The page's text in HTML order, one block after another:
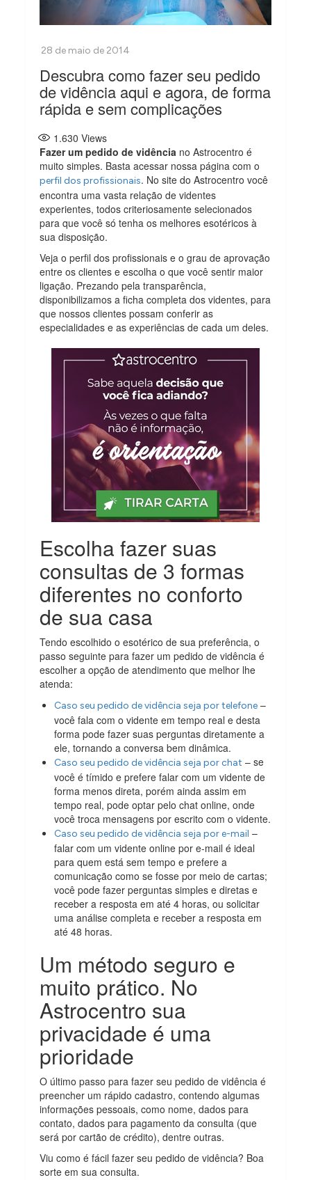
Descubra como fazer seu pedido
de vidência aqui e agora, de forma
rápida e sem complicações
1.630 Views
Fazer um pedido de vidência no Astrocentro é
muito simples. Basta acessar nossa página com o
perfil dos profissionais. No site do Astrocentro você
encontra uma vasta relação de videntes
experientes, todos criteriosamente selecionados
para que você só tenha os melhores esotéricos à
sua disposição.
Veja o perfil dos profissionais e o grau de aprovação
entre os clientes e escolha o que você sentir maior
ligação. Prezando pela transparência,
disponibilizamos a ficha completa dos videntes, para
que nossos clientes possam conferir as
especialidades e as experiências de cada um deles.
Escolha fazer suas
consultas de 3 formas
diferentes no conforto
de sua casa
Tendo escolhido o esotérico de sua preferência, o
passo seguinte para fazer um pedido de vidência é
escolher a opção de atendimento que melhor lhe
atenda:
Caso seu pedido de vidência seja por telefone –
você fala com o vidente em tempo real e desta
forma pode fazer suas perguntas diretamente a
ele, tornando a conversa bem dinâmica.
Caso seu pedido de vidência seja por chat – se
você é tímido e prefere falar com um vidente de
forma menos direta, porém ainda assim em
tempo real, pode optar pelo chat online, onde
você troca mensagens por escrito com o vidente.
Caso seu pedido de vidência seja por e-mail –
falar com um vidente online por e-mail é ideal
para quem está sem tempo e prefere a
comunicação como se fosse por meio de cartas;
você pode fazer perguntas simples e diretas e
receber a resposta em até 4 horas, ou solicitar
uma análise completa e receber a resposta em
até 48 horas.
Um método seguro e
muito prático. No
Astrocentro sua
privacidade é uma
prioridade
O último passo para fazer seu pedido de vidência é
preencher um rápido cadastro, contendo algumas
informações pessoais, como nome, dados para
contato, dados para pagamento da consulta (que
será por cartão de crédito), dentre outras.
Viu como é fácil fazer seu pedido de vidência? Boa
sorte em sua consulta.